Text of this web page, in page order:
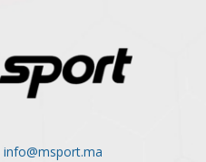
info@msport.ma